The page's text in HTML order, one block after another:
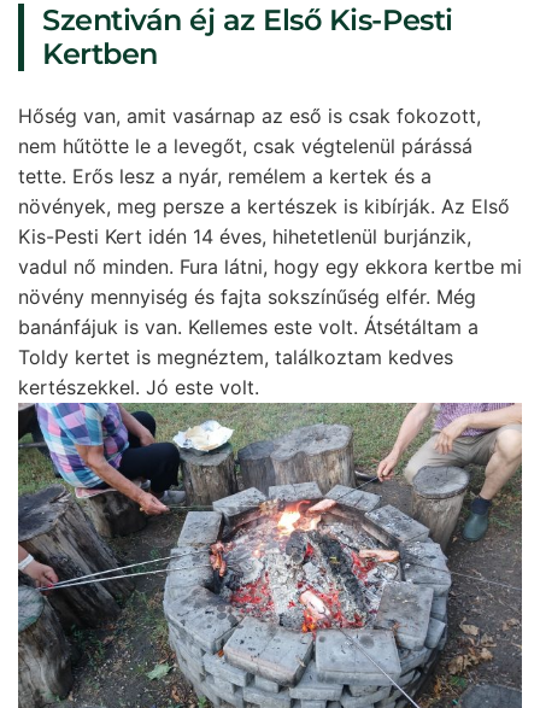
Szentiván éj az Első Kis-Pesti
Kertben
Hőség van, amit vasárnap az eső is csak fokozott,
nem hűtötte le a levegőt, csak végtelenül párássá
tette. Erős lesz a nyár, remélem a kertek és a
növények, meg persze a kertészek is kibírják. Az Első
Kis-Pesti Kert idén 14 éves, hihetetlenül burjánzik,
vadul nő minden. Fura látni, hogy egy ekkora kertbe mi
növény mennyiség és fajta sokszínűség elfér. Még
banánfájuk is van. Kellemes este volt. Átsétáltam a
Toldy kertet is megnéztem, találkoztam kedves
kertészekkel. Jó este volt.